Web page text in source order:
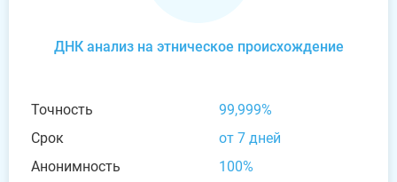
ДНК анализ на этническое происхождение
Точность
99,999%
Срок
от 7 дней
Анонимность
100%